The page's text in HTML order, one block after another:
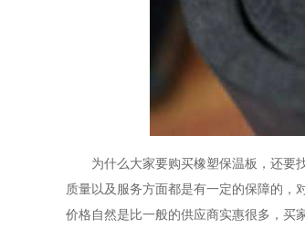
为什么大家要购买橡塑保温板，还要
质量以及服务方面都是有一定的保障的，
价格自然是比一般的供应商实惠很多，买